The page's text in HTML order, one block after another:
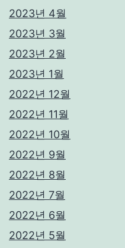
2023년 4월
2023년 3월
2023년 2월
2023년 1월
2022년 12월
2022년 11월
2022년 10월
2022년 9월
2022년 8월
2022년 7월
2022년 6월
2022년 5월